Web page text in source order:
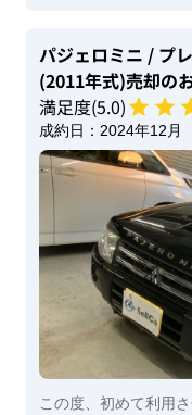
パジェロミニ / プ
(2011年式)売却の
満足度(5.0)
成約日： 2024年12月
この度、初めて利用